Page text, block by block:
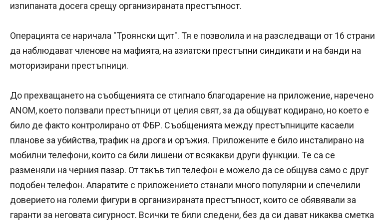
изпипаната досега срещу организираната престъпност.
Операцията се наричала "Троянски щит". Тя е позволила и на разследващи от 16 страни
да наблюдават членове на мафията, на азиатски престъпни синдикати и на банди на
моторизирани престъпници.
До прехващането на съобщенията се стигнало благодарение на приложение, наречено
ANOM, което ползвали престъпници от целия свят, за да общуват кодирано, но което е
било де факто контролирано от ФБР. Съобщенията между престъпниците касаели
планове за убийства, трафик на дрога и оръжия. Приложените е било инсталирано на
мобилни телефони, които са били лишени от всякакви други функции. Те са се
разменяли на черния пазар. От такъв тип телефон е можело да се общува само с друг
подобен телефон. Апаратите с приложението станали много популярни и спечелили
доверието на големи фигури в организираната престъпност, които се обявявали за
гаранти за неговата сигурност. Всички те били следени, без да си дават никаква сметка